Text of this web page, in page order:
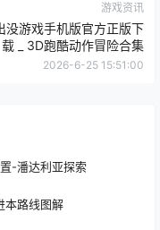
游戏资讯
没游戏手机版官方正版下
载 _ 3D跑酷动作冒险合集
2026-6-25 15:51:00
-潘达利亚探索
本路线图解